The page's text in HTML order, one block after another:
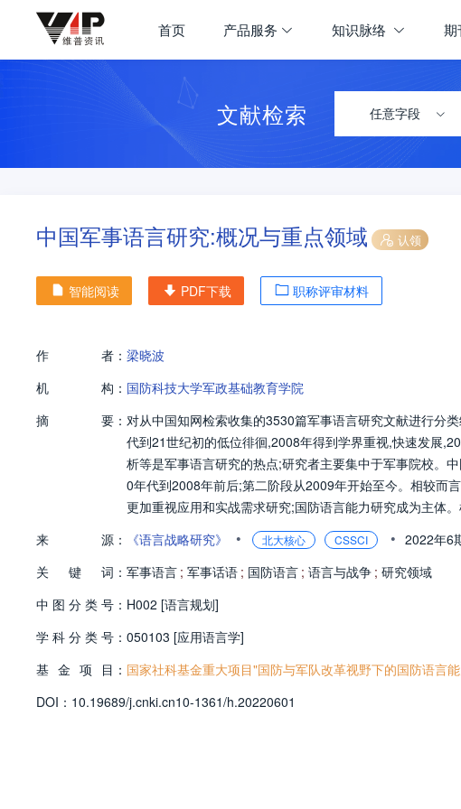
首页 产品服务 知识脉络 期
文献检索 任意字段
中国军事语言研究:概况与重点领域 认领
智能阅读 PDF下载 职称评审材料
作 者： 梁晓波
机
构： 国防科技大学军政基础教育学院
摘
要： 对从中国知网检索收集的3530篇军事语言研究文献进行分
代到21世纪初的低位徘徊,2008年得到学界重视,快速发展
析等是军事语言研究的热点;研究者主要集中于军事院校。
0年代到2008年前后;第二阶段从2009年开始至今。相较而
更加重视应用和实战需求研究;国防语言能力研究成为主体
军事语音识别、军事词汇与术语、军事语篇与语体分析等11
来 源： 《语言战略研究》 • 北大核心 CSSCI • 2022年6
关
键 词： 军事语言 ; 军事话语 ; 国防语言 ; 语言与战争 ; 研究领域
中 图 分 类 号： H002 [语言规划]
学 科 分 类 号： 050103 [应用语言学]
基 金 项 目： 国家社科基金重大项目"国防与军队改革视野下的国防语言
DOI： 10.19689/j.cnki.cn10-1361/h.20220601